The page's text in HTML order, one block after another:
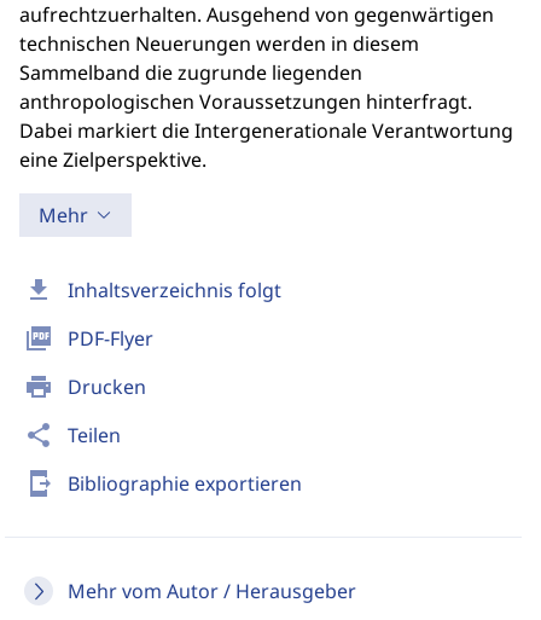
download Inhaltsverzeichnis folgt
picture_as_pdf PDF-Flyer
print Drucken
share Teilen
send_to_mobile Bibliographie exportieren
Mehr vom Autor / Herausgeber
aufrechtzuerhalten. Ausgehend von gegenwärtigen
technischen Neuerungen werden in diesem
Sammelband die zugrunde liegenden
anthropologischen Voraussetzungen hinterfragt.
Dabei markiert die Intergenerationale Verantwortung
eine Zielperspektive.
Mehr